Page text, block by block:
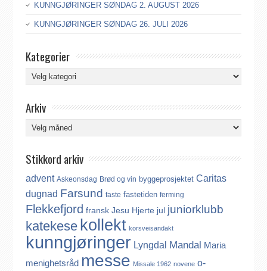
KUNNGJØRINGER SØNDAG 2. AUGUST 2026
KUNNGJØRINGER SØNDAG 26. JULI 2026
Kategorier
Kategorier
Arkiv
Arkiv
Stikkord arkiv
advent Askeonsdag Brød og vin byggeprosjektet Caritas
dugnad Farsund faste fastetiden ferming
Flekkefjord fransk Jesu Hjerte jul juniorklubb
katekese kollekt korsveisandakt
kunngjøringer Lyngdal Mandal Maria
menighetsråd messe Missale 1962 novene o-